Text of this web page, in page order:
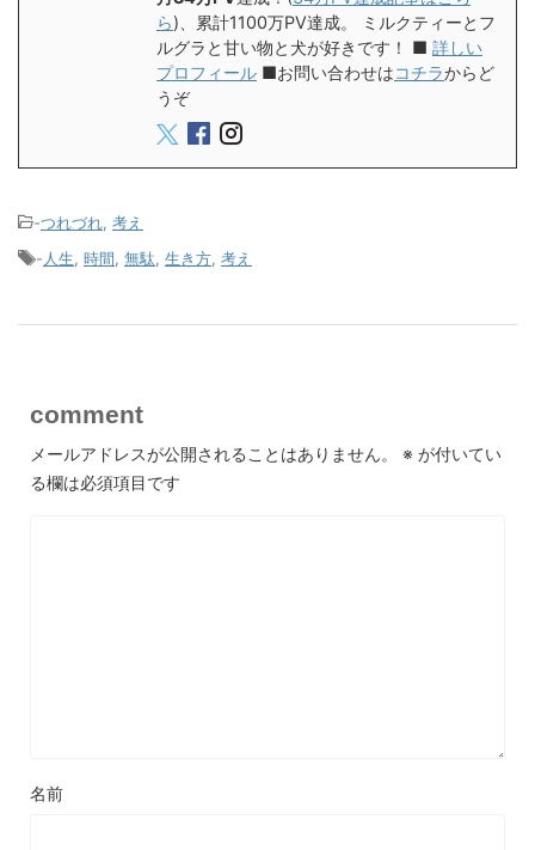
ら)、累計1100万PV達成。 ミルクティーとフ
ルグラと甘い物と犬が好きです！ ■ 詳しい
プロフィール ■お問い合わせはコチラからど
うぞ
-つれづれ, 考え
-人生, 時間, 無駄, 生き方, 考え
comment
メールアドレスが公開されることはありません。 ※ が付いてい
る欄は必須項目です
名前